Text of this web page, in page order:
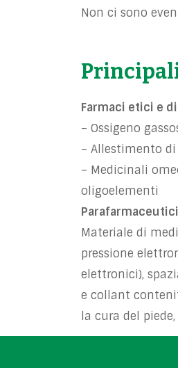
Non ci sono
Farmaci etici e
– Ossigeno
– Allestimento
– Medicinali
oligoelementi
Parafarmaceutici
Materiale di
pressione
elettronici),
e collant
la cura del